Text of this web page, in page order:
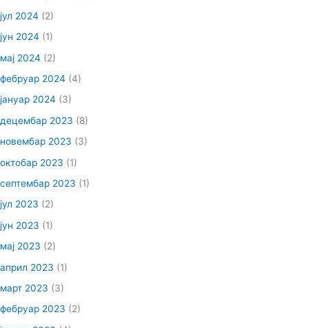
јул 2024 (2)
јун 2024 (1)
мај 2024 (2)
фебруар 2024 (4)
јануар 2024 (3)
децембар 2023 (8)
новембар 2023 (3)
октобар 2023 (1)
септембар 2023 (1)
јул 2023 (2)
јун 2023 (1)
мај 2023 (2)
април 2023 (1)
март 2023 (3)
фебруар 2023 (2)